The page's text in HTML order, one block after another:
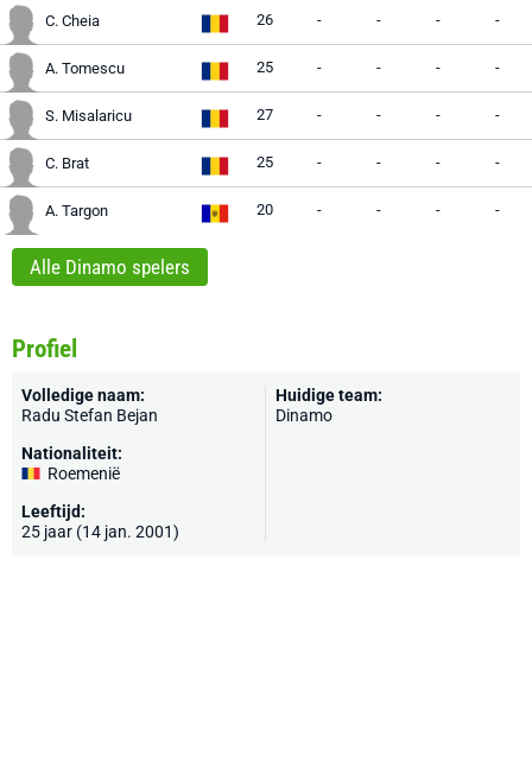
C. Cheia 26 - - - -
A. Tomescu 25 - - - -
S. Misalaricu 27 - - - -
C. Brat 25 - - - -
A. Targon 20 - - - -
Alle Dinamo spelers
Profiel
Volledige naam:
Radu Stefan Bejan
Nationaliteit:
Roemenië
Leeftijd:
25 jaar (14 jan. 2001)
Huidige team:
Dinamo